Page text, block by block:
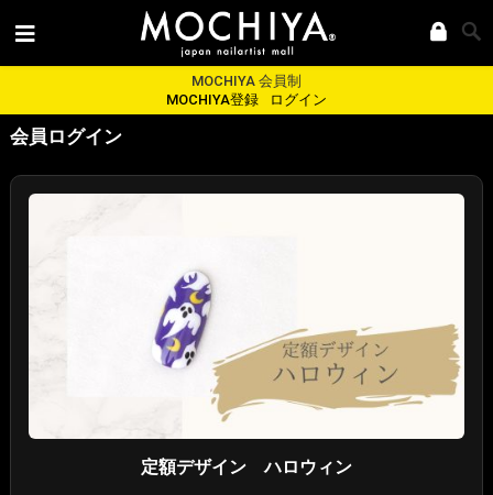
MOCHIYA 会員制
MOCHIYA登録
ログイン
会員ログイン
定額デザイン ハロウィン